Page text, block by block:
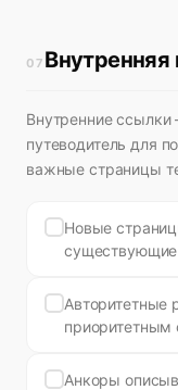
07 Внутренняя
Внутренние ссылки
путеводитель для
важные страницы
Новые
Авторитетные
приоритетным
Анкоры